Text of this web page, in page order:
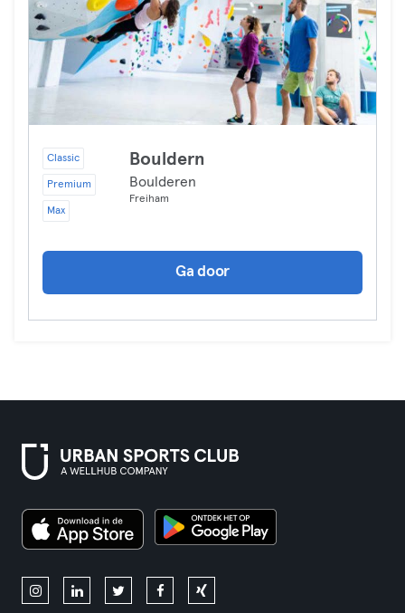
Classic
Premium
Max
Bouldern
Boulderen
Freiham
Ga door